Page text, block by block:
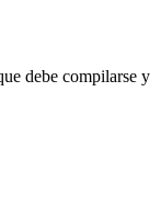
debe compilarse y